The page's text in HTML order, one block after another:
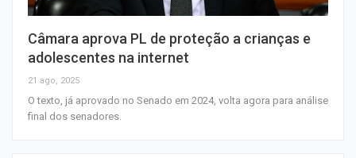
Câmara aprova PL de proteção a crianças e
adolescentes na internet
21 ago, 2025
O texto, já aprovado no Senado em 2024, volta agora para análise
final dos senadores.